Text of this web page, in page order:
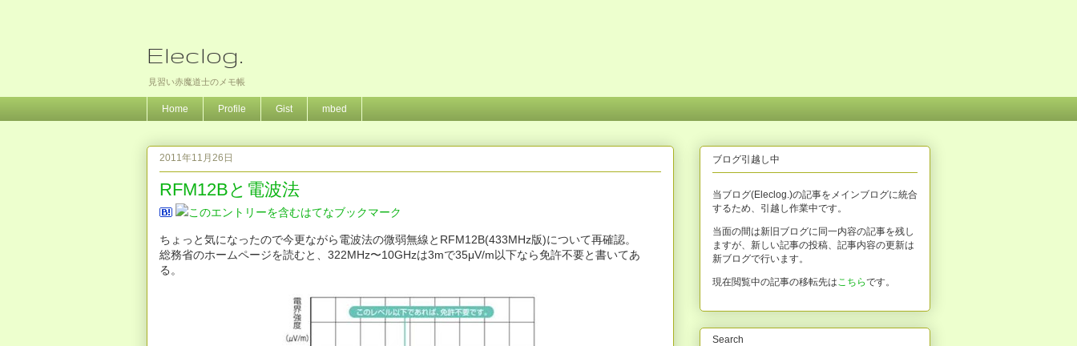
Eleclog.
見習い赤魔道士のメモ帳
Home Profile Gist mbed
2011年11月26日
RFM12Bと電波法
ちょっと気になったので今更ながら電波法の微弱無線とRFM12B(433MHz版)について再確認。
総務省のホームページを読むと、322MHz〜10GHzは3mで35μV/m以下なら免許不要と書いてあ
る。
ブログ引越し中
当ブログ(Eleclog.)の記事をメインブログに統合
するため、引越し作業中です。
当面の間は新旧ブログに同一内容の記事を残し
ますが、新しい記事の投稿、記事内容の更新は
新ブログで行います。
現在閲覧中の記事の移転先は こちらです。
Search